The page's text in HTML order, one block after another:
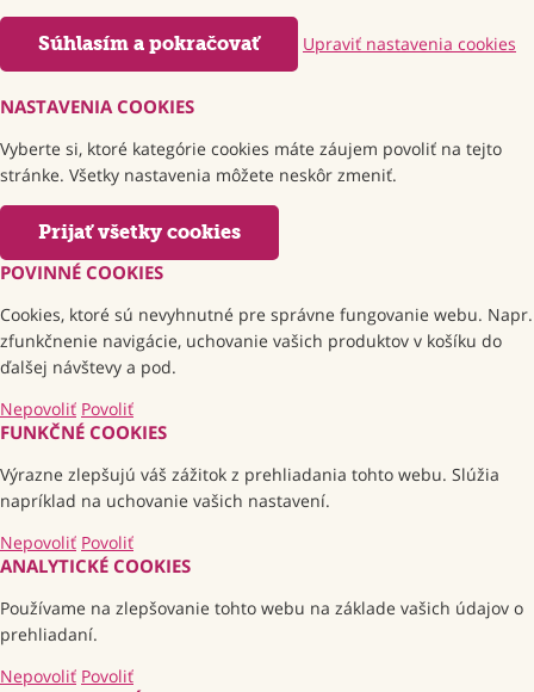
Súhlasím a pokračovať Upraviť nastavenia cookies
NASTAVENIA COOKIES
Vyberte si, ktoré kategórie cookies máte záujem povoliť na tejto
stránke. Všetky nastavenia môžete neskôr zmeniť.
Prijať všetky cookies
POVINNÉ COOKIES
Cookies, ktoré sú nevyhnutné pre správne fungovanie webu. Napr.
zfunkčnenie navigácie, uchovanie vašich produktov v košíku do
ďalšej návštevy a pod.
Nepovoliť Povoliť
FUNKČNÉ COOKIES
Výrazne zlepšujú váš zážitok z prehliadania tohto webu. Slúžia
napríklad na uchovanie vašich nastavení.
Nepovoliť Povoliť
ANALYTICKÉ COOKIES
Používame na zlepšovanie tohto webu na základe vašich údajov o
prehliadaní.
Nepovoliť Povoliť